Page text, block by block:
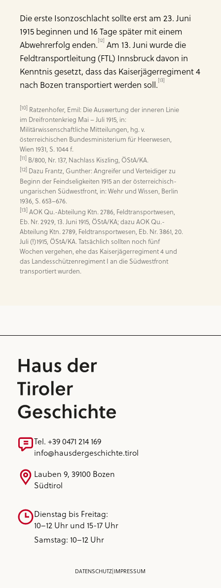
Die erste Isonzoschlacht sollte erst am 23. Juni
1915 beginnen und 16 Tage später mit einem
Abwehrerfolg enden.[12] Am 13. Juni wurde die
Feldtransportleitung (FTL) Innsbruck davon in
Kenntnis gesetzt, dass das Kaiserjägerregiment 4
nach Bozen transportiert werden soll.[13]
[10] Ratzenhofer, Emil: Die Auswertung der inneren Linie
im Dreifrontenkrieg Mai – Juli 1915, in:
Militärwissenschaftliche Mitteilungen, hg. v.
österreichischen Bundesministerium für Heerwesen,
[11]
[12] Dazu Frantz, Gunther: Angreifer und Verteidiger zu
Beginn der Feindseligkeiten 1915 an der österreichisch-
ungarischen Südwestfront, in: Wehr und Wissen, Berlin
[13] AOK Qu.-Abteilung Ktn. 2786, Feldtransportwesen,
Eb. Nr. 2929, 13. Juni 1915, ÖStA/KA; dazu AOK Qu.-
Abteilung Ktn. 2789, Feldtransportwesen, Eb. Nr. 3861, 20.
Juli (!)1915, ÖStA/KA. Tatsächlich sollten noch fünf
Wochen vergehen, ehe das Kaiserjägerregiment 4 und
das Landesschützenregiment I an die Südwestfront
transportiert wurden.
Tel. +39 0471 214 169
info@hausdergeschichte.tirol
Lauben 9, 39100 Bozen
Südtirol
Dienstag bis Freitag:
10–12 Uhr und 15-17 Uhr
Samstag: 10–12 Uhr
DATENSCHUTZ|IMPRESSUM